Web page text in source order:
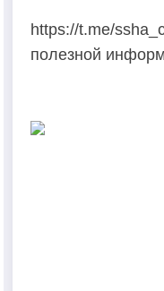
https://t.me/
полезной